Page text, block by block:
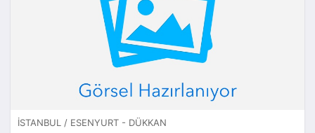
İSTANBUL / ESENYURT - DÜKKAN